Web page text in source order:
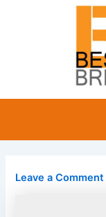
Leave a Comment